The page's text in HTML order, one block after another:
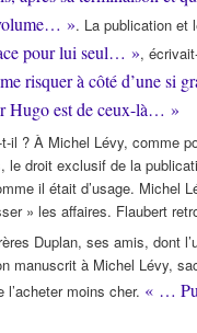
». La publication et
pour lui seul… »,
risquer à côté d’une si
Hugo est de ceux-là… »
il ? À Michel Lévy, comme
le droit exclusif de la
il était d’usage. Michel
» les affaires. Flaubert
Duplan, ses amis, dont
manuscrit à Michel Lévy,
moins cher. « …